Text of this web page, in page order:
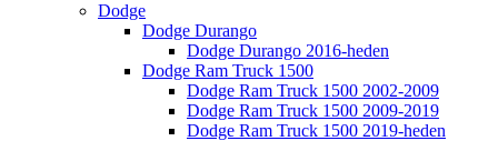
Dodge
Dodge Durango
Dodge Durango 2016-heden
Dodge Ram Truck 1500
Dodge Ram Truck 1500 2002-2009
Dodge Ram Truck 1500 2009-2019
Dodge Ram Truck 1500 2019-heden